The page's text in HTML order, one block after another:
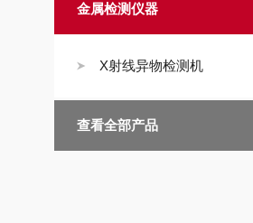
金属检测仪器
X射线异物检测机
查看全部产品